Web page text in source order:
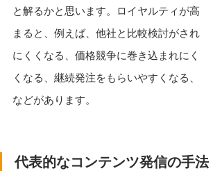
と解るかと思います。ロイヤルティが高
まると、例えば、他社と比較検討がされ
にくくなる、価格競争に巻き込まれにく
くなる、継続発注をもらいやすくなる、
などがあります。
代表的なコンテンツ発信の手法